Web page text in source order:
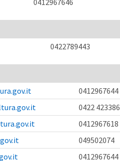
0412967646
0422789443
0412967644
0422 423386
0412967618
049502074
0412967644